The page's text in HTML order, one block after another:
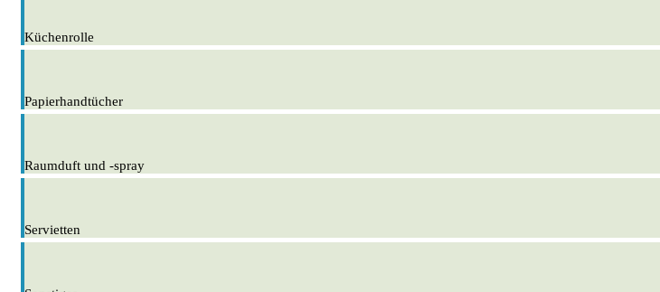
Küchenrolle
Papierhandtücher
Raumduft und -spray
Servietten